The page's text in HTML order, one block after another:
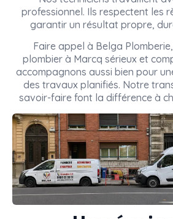
professionnel. Ils respectent les
garantir un résultat propre,
Faire appel à Belga
plombier à Marcq sérieux et
accompagnons aussi bien pour
des travaux planifiés. Notre
savoir-faire font la différence à